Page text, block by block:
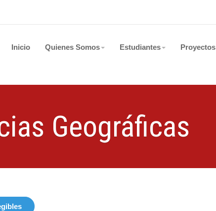
Inicio Quienes Somos Estudiantes Proyectos
Geográficas